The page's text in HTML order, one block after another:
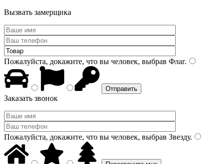
Вызвать замерщика
Пожалуйста, докажите, что вы человек, выбрав Флаг.
Заказать звонок
Пожалуйста, докажите, что вы человек, выбрав Звезду.